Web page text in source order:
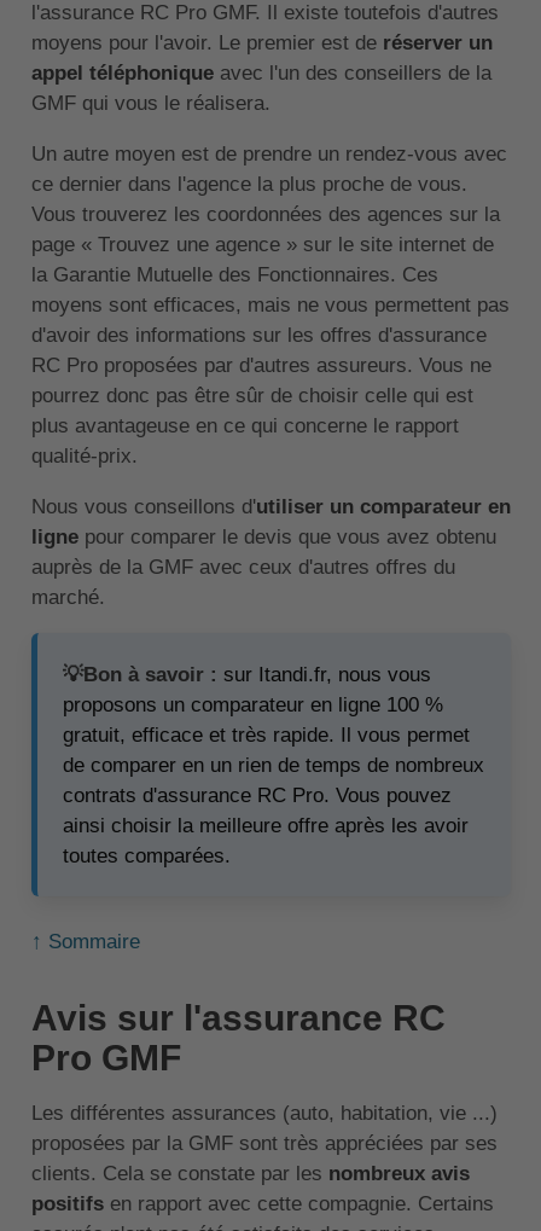
l'assurance RC Pro GMF. Il existe toutefois d'autres
moyens pour l'avoir. Le premier est de réserver un
appel téléphoniqueavec l'un des conseillers de la
GMF qui vous le réalisera.
Un autre moyen est de prendre un rendez-vous avec
ce dernier dans l'agence la plus proche de vous.
Vous trouverez les coordonnées des agences sur la
page « Trouvez une agence » sur le site internet de
la Garantie Mutuelle des Fonctionnaires. Ces
moyens sont efficaces, mais ne vous permettent pas
d'avoir des informations sur les offres d'assurance
RC Pro proposées par d'autres assureurs. Vous ne
pourrez donc pas être sûr de choisir celle qui est
plus avantageuse en ce qui concerne le rapport
qualité-prix.
Nous vous conseillons d'utiliser un comparateur en
lignepour comparer le devis que vous avez obtenu
auprès de la GMF avec ceux d'autres offres du
marché.
💡Bon à savoir : sur Itandi.fr, nous vous
proposons un comparateur en ligne 100 %
gratuit, efficace et très rapide. Il vous permet
de comparer en un rien de temps de nombreux
contrats d'assurance RC Pro. Vous pouvez
ainsi choisir la meilleure offre après les avoir
toutes comparées.
↑ Sommaire
Avis sur l'assurance RC
Pro GMF
Les différentes assurances (auto, habitation, vie ...)
proposées par la GMF sont très appréciées par ses
clients. Cela se constate par les nombreux avis
positifsen rapport avec cette compagnie. Certains